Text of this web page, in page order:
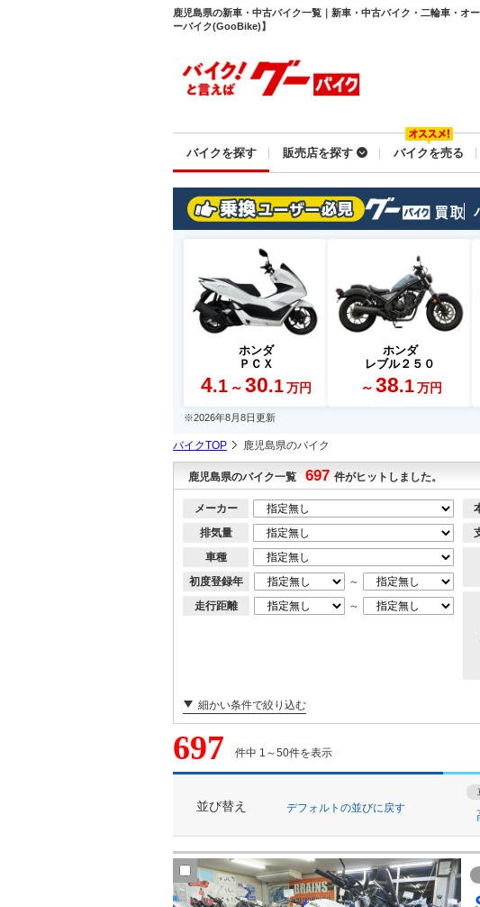
鹿児島県の新車・中古バイク一覧｜新車・中古バイク・二輪車・オ
ーバイク(GooBike)】
バイクを探す 販売店を探す バイクを売る
ホンダ
ＰＣＸ
4.1 ～ 30.1 万円
ホンダ
レブル２５０
～ 38.1 万円
※2026年8月8日更新
バイクTOP 鹿児島県のバイク
鹿児島県のバイク一覧 697 件がヒットしました。
メーカー
排気量
車種
初度登録年
～
走行距離
～
細かい条件で絞り込む
697 件中 1～50件を表示
並び替え デフォルトの並びに戻す